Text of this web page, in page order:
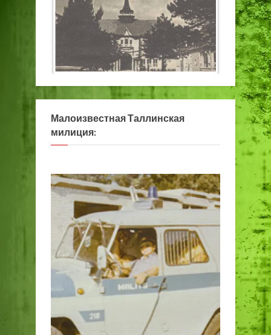
Малоизвестная Таллинская
милиция: